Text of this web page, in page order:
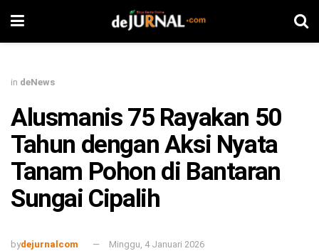
in deNews
Alusmanis 75 Rayakan 50
Tahun dengan Aksi Nyata
Tanam Pohon di Bantaran
Sungai Cipalih
bydejurnalcom
Minggu, 4 Januari 2026